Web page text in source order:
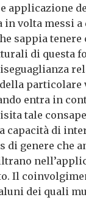
applicazione
volta messi a
sappia tenere
di questa
entra in
tale
capacità di
di genere che
Il
dei quali